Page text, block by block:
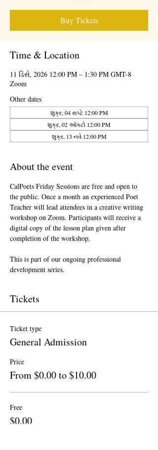
Buy Tickets
Time & Location
11 ડિસે, 2026 12:00 PM – 1:30 PM GMT-8
Zoom
Other dates
શુક્ર, 04 સપ્ટે 12:00 PM
શુક્ર, 02 ઑક્ટો 12:00 PM
શુક્ર, 13 નવે 12:00 PM
About the event
CalPoets Friday Sessions are free and open to
the public. Once a month an experienced Poet
Teacher will lead attendees in a creative writing
workshop on Zoom. Participants will receive a
digital copy of the lesson plan given after
completion of the workshop.
This is part of our ongoing professional
development series.
Tickets
Ticket type
General Admission
Price
From $0.00 to $10.00
Free
$0.00